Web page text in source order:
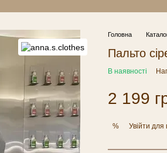
Головна
Пальто
В наявності
2 199
% Увійти для